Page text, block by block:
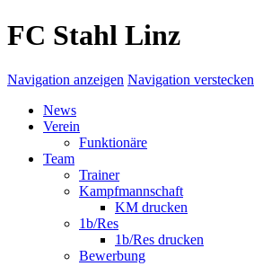
FC Stahl Linz
Navigation anzeigen Navigation verstecken
News
Verein
Funktionäre
Team
Trainer
Kampfmannschaft
KM drucken
1b/Res
1b/Res drucken
Bewerbung